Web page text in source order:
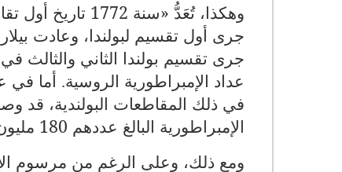
وهكذا، تُعَدُّ
جرى أول تقسيم لبولندا، وعادت بيلاروس ومعها 100 ألف يهودي من
عداد الإمبراطورية الروسية.
الإمبراطورية البالغ عددهم 180 مليون نسمة